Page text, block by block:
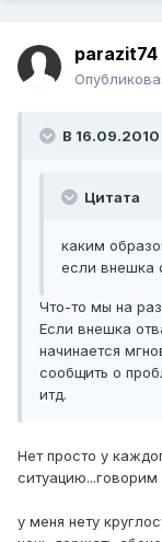
parazit74
В 16.09.2010
Цитата
каким
если внешка
Что-то мы на
Если внешка
начинается
сообщить о
итд.
Нет просто у
у меня нету